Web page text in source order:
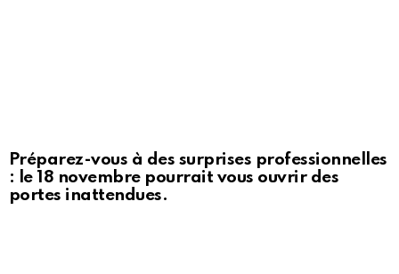
Préparez-vous à des surprises professionnelles
: le 18 novembre pourrait vous ouvrir des
portes inattendues.